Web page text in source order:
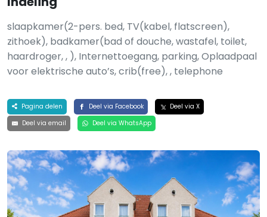
slaapkamer(2-pers. bed, TV(kabel, flatscreen),
zithoek), badkamer(bad of douche, wastafel, toilet,
haardroger, , ), Internettoegang, parking, Oplaadpaal
voor elektrische auto’s, crib(free), , telephone
Pagina delen Deel via Facebook
Deel via X
Deel via email
Deel via WhatsApp